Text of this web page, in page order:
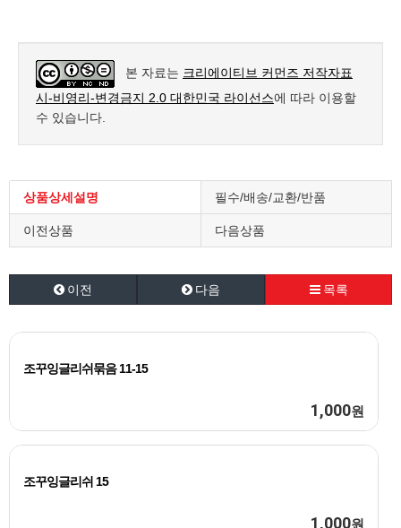
본 자료는 크리에이티브 커먼즈 저작자표
시-비영리-변경금지 2.0 대한민국 라이선스에 따라 이용할
수 있습니다.
상품상세설명 필수/배송/교환/반품
이전상품 다음상품
이전 다음 목록
조꾸잉글리쉬묶음 11-15
1,000원
조꾸잉글리쉬 15
1,000원